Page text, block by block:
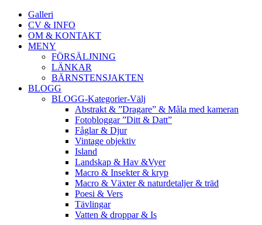
Galleri
CV & INFO
OM & KONTAKT
MENY
FÖRSÄLJNING
LÄNKAR
BÄRNSTENSJAKTEN
BLOGG
BLOGG-Kategorier-Välj
Abstrakt & ”Dragare” & Måla med kameran
Fotobloggar ”Ditt & Datt”
Fåglar & Djur
Vintage objektiv
Island
Landskap & Hav &Vyer
Macro & Insekter & kryp
Macro & Växter & naturdetaljer & träd
Poesi & Vers
Tävlingar
Vatten & droppar & Is